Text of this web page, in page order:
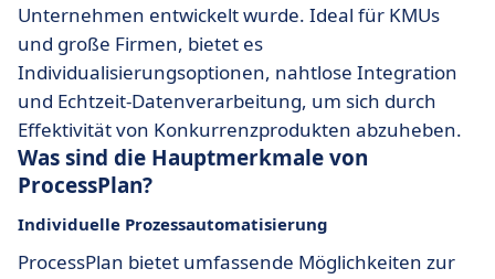
Unternehmen entwickelt wurde. Ideal für KMUs
und große Firmen, bietet es
Individualisierungsoptionen, nahtlose Integration
und Echtzeit-Datenverarbeitung, um sich durch
Effektivität von Konkurrenzprodukten abzuheben.
Was sind die Hauptmerkmale von
ProcessPlan?
Individuelle Prozessautomatisierung
ProcessPlan bietet umfassende Möglichkeiten zur